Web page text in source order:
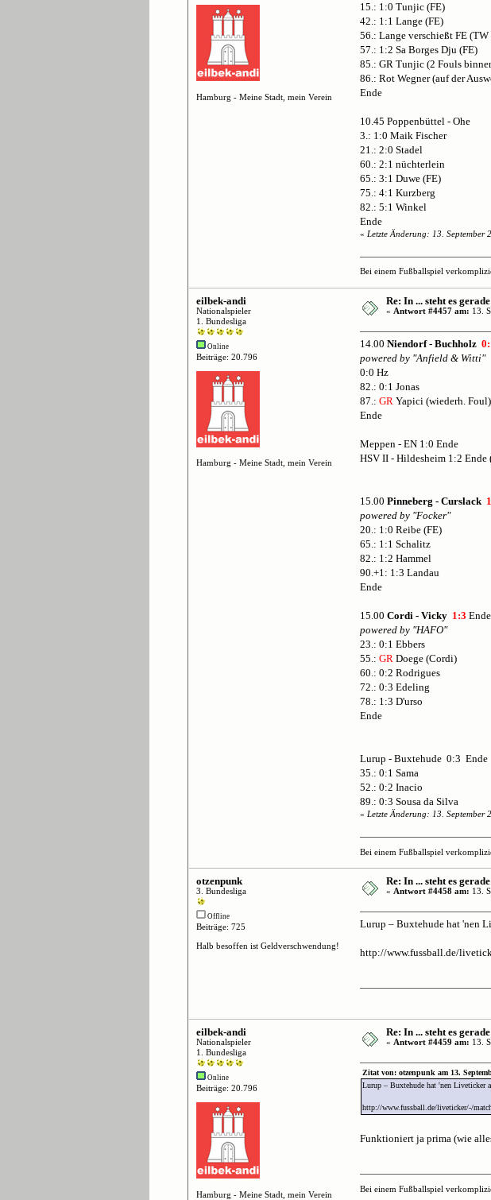
Hamburg - Meine Stadt, mein Verein
15.: 1:0 Tunjic (FE)
42.: 1:1 Lange (FE)
56.: Lange verschießt FE
57.: 1:2 Sa Borges Dju (FE)
85.: GR Tunjic (2 Fouls
86.: Rot Wegner (auf der
Ende
10.45 Poppenbüttel - Ohe
3.: 1:0 Maik Fischer
21.: 2:0 Stadel
60.: 2:1 nüchterlein
65.: 3:1 Duwe (FE)
75.: 4:1 Kurzberg
82.: 5:1 Winkel
Ende
« Letzte Änderung: 13.
Bei einem Fußballspiel
eilbek-andi
Nationalspieler
1. Bundesliga
Online
Beiträge: 20.796
Hamburg - Meine Stadt, mein Verein
Re: In ... steht es gerade
« Antwort #4457 am: 13.
14.00Niendorf - Buchholz
powered by "Anfield & Witti"
0:0 Hz
82.: 0:1 Jonas
87.:GR Yapici (wiederh. Foul)
Ende
Meppen - EN 1:0 Ende
HSV II - Hildesheim 1:2
15.00Pinneberg - Curslack
powered by "Focker"
20.: 1:0 Reibe (FE)
65.: 1:1 Schalitz
82.: 1:2 Hammel
90.+1: 1:3 Landau
Ende
15.00Cordi - Vicky 1:3 Ende
powered by "HAFO"
23.: 0:1 Ebbers
55.:GR Doege (Cordi)
60.: 0:2 Rodrigues
72.: 0:3 Edeling
78.: 1:3 D'urso
Ende
Lurup - Buxtehude 0:3 Ende
35.: 0:1 Sama
52.: 0:2 Inacio
89.: 0:3 Sousa da Silva
« Letzte Änderung: 13.
Bei einem Fußballspiel
otzenpunk
3. Bundesliga
Offline
Beiträge: 725
Halb besoffen ist Geldverschwendung!
Re: In ... steht es gerade
« Antwort #4458 am: 13.
Lurup – Buxtehude hat 'nen
http://www.fussball.de/
eilbek-andi
Nationalspieler
1. Bundesliga
Online
Beiträge: 20.796
Hamburg - Meine Stadt, mein Verein
Re: In ... steht es gerade
« Antwort #4459 am: 13.
Zitat von: otzenpunk am 13.
Lurup – Buxtehude hat 'nen Liveticker
http://www.fussball.de/liveticker/-/
Funktioniert ja prima (wie
Bei einem Fußballspiel